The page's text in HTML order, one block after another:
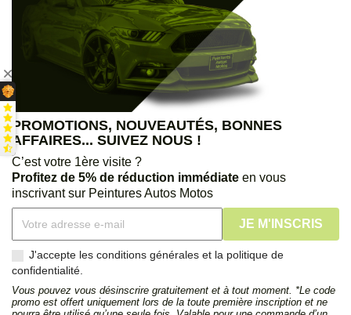
PROMOTIONS, NOUVEAUTÉS, BONNES
AFFAIRES... SUIVEZ NOUS !
C’est votre 1ère visite ?
Profitez de 5% de réduction immédiate en vous
inscrivant sur Peintures Autos Motos
J'accepte les conditions générales et la politique de
confidentialité.
Vous pouvez vous désinscrire gratuitement et à tout moment. *Le code
promo est offert uniquement lors de la toute première inscription et ne